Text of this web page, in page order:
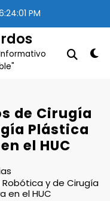
PM
de Cirugía
Plástica
el HUC
y de Cirugía
en el HUC